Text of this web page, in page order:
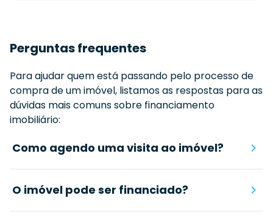
Perguntas frequentes
Para ajudar quem está passando pelo processo de
compra de um imóvel, listamos as respostas para as
dúvidas mais comuns sobre financiamento
imobiliário:
Como agendo uma visita ao imóvel?
O imóvel pode ser financiado?